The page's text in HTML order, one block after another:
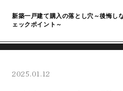
新築一戸建て購入の落とし穴～後悔し
ェックポイント～
2025.01.12